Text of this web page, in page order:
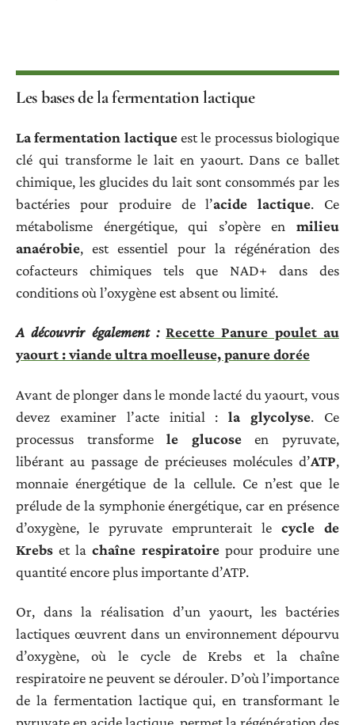
Les bases de la fermentation lactique
La fermentation lactiqueest le processus biologique
clé qui transforme le lait en yaourt. Dans ce ballet
chimique, les glucides du lait sont consommés par les
bactéries pour produire de l’acide lactique. Ce
métabolisme énergétique, qui s’opère en milieu
anaérobie, est essentiel pour la régénération des
cofacteurs chimiques tels que NAD+ dans des
conditions où l’oxygène est absent ou limité.
A découvrir également : Recette Panure poulet au
yaourt : viande ultra moelleuse, panure dorée
Avant de plonger dans le monde lacté du yaourt, vous
devez examiner l’acte initial :la glycolyse. Ce
processus transformele glucoseen pyruvate,
libérant au passage de précieuses molécules d’ATP,
monnaie énergétique de la cellule. Ce n’est que le
prélude de la symphonie énergétique, car en présence
d’oxygène, le pyruvate emprunterait le cycle de
Krebs et lachaîne respiratoirepour produire une
quantité encore plus importante d’ATP.
Or, dans la réalisation d’un yaourt, les bactéries
lactiques œuvrent dans un environnement dépourvu
d’oxygène, où le cycle de Krebs et la chaîne
respiratoire ne peuvent se dérouler. D’où l’importance
de la fermentation lactique qui, en transformant le